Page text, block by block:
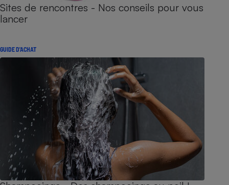
Sites de rencontres - Nos conseils pour vous
lancer
GUIDE D'ACHAT